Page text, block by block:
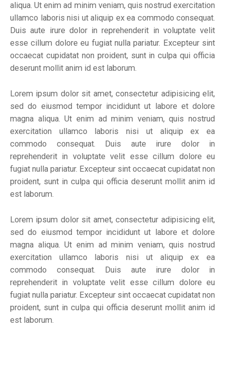
aliqua. Ut enim ad minim veniam, quis nostrud exercitation
ullamco laboris nisi ut aliquip ex ea commodo consequat.
Duis aute irure dolor in reprehenderit in voluptate velit
esse cillum dolore eu fugiat nulla pariatur. Excepteur sint
occaecat cupidatat non proident, sunt in culpa qui officia
deserunt mollit anim id est laborum.
Lorem ipsum dolor sit amet, consectetur adipisicing elit,
sed do eiusmod tempor incididunt ut labore et dolore
magna aliqua. Ut enim ad minim veniam, quis nostrud
exercitation ullamco laboris nisi ut aliquip ex ea
commodo consequat. Duis aute irure dolor in
reprehenderit in voluptate velit esse cillum dolore eu
fugiat nulla pariatur. Excepteur sint occaecat cupidatat non
proident, sunt in culpa qui officia deserunt mollit anim id
est laborum.
Lorem ipsum dolor sit amet, consectetur adipisicing elit,
sed do eiusmod tempor incididunt ut labore et dolore
magna aliqua. Ut enim ad minim veniam, quis nostrud
exercitation ullamco laboris nisi ut aliquip ex ea
commodo consequat. Duis aute irure dolor in
reprehenderit in voluptate velit esse cillum dolore eu
fugiat nulla pariatur. Excepteur sint occaecat cupidatat non
proident, sunt in culpa qui officia deserunt mollit anim id
est laborum.